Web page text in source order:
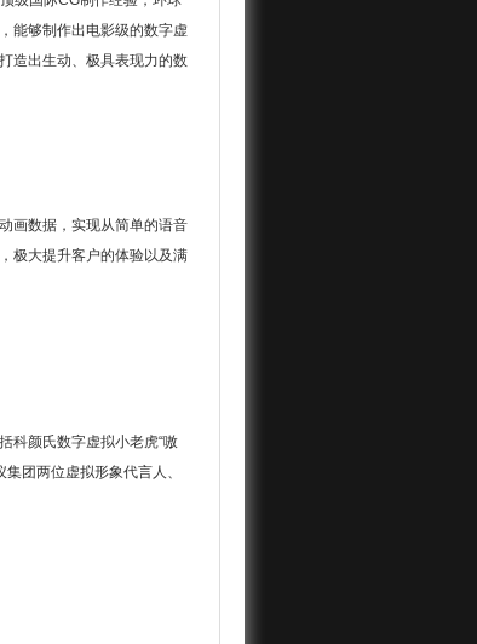
能够制作出电影级的数字虚
造出生动、极具表现力的数
画数据，实现从简单的语音
极大提升客户的体验以及满
科颜氏数字虚拟小老虎“嗷
团两位虚拟形象代言人、